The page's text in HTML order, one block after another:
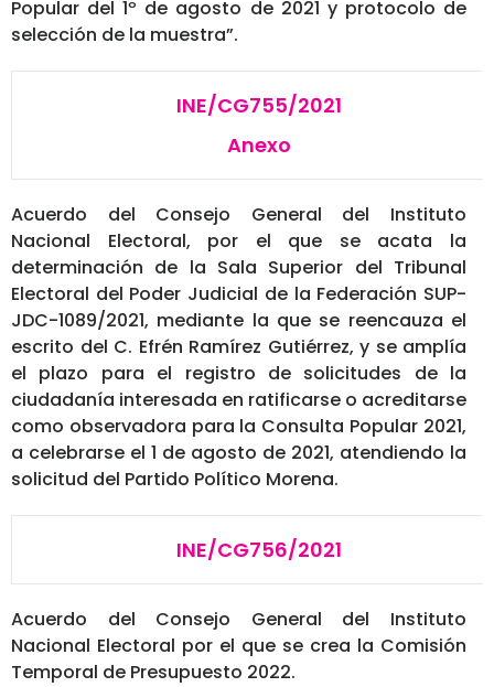
Popular del 1º de agosto de 2021 y protocolo de
selección de la muestra”.
INE/CG755/2021
Anexo
Acuerdo del Consejo General del Instituto
Nacional Electoral, por el que se acata la
determinación de la Sala Superior del Tribunal
Electoral del Poder Judicial de la Federación SUP-
JDC-1089/2021, mediante la que se reencauza el
escrito del C. Efrén Ramírez Gutiérrez, y se amplía
el plazo para el registro de solicitudes de la
ciudadanía interesada en ratificarse o acreditarse
como observadora para la Consulta Popular 2021,
a celebrarse el 1 de agosto de 2021, atendiendo la
solicitud del Partido Político Morena.
INE/CG756/2021
Acuerdo del Consejo General del Instituto
Nacional Electoral por el que se crea la Comisión
Temporal de Presupuesto 2022.